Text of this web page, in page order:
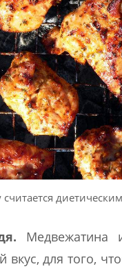
считается
Медвежатина
вкус, для того,